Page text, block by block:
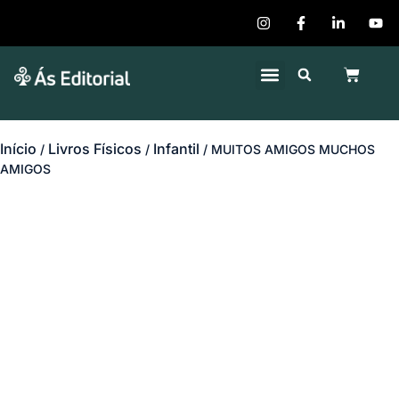
Início / Livros Físicos / Infantil / MUITOS AMIGOS MUCHOS
AMIGOS